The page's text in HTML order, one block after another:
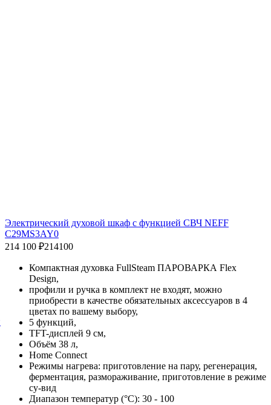
Электрический духовой шкаф с функцией СВЧ NEFF
C29MS3AY0
214 100 ₽214100
Компактная духовка FullSteam ПАРОВАРКА Flex
Design,
профили и ручка в комплект не входят, можно
приобрести в качестве обязательных аксессуаров в 4
цветах по вашему выбору,
5 функций,
TFT-дисплей 9 см,
Объём 38 л,
Home Connect
Режимы нагрева: приготовление на пару, регенерация,
ферментация, размораживание, приготовление в режиме
су-вид
Диапазон температур (°C): 30 - 100